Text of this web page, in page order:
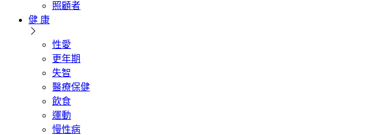
照顧者
健 康
性愛
更年期
失智
醫療保健
飲食
運動
慢性病